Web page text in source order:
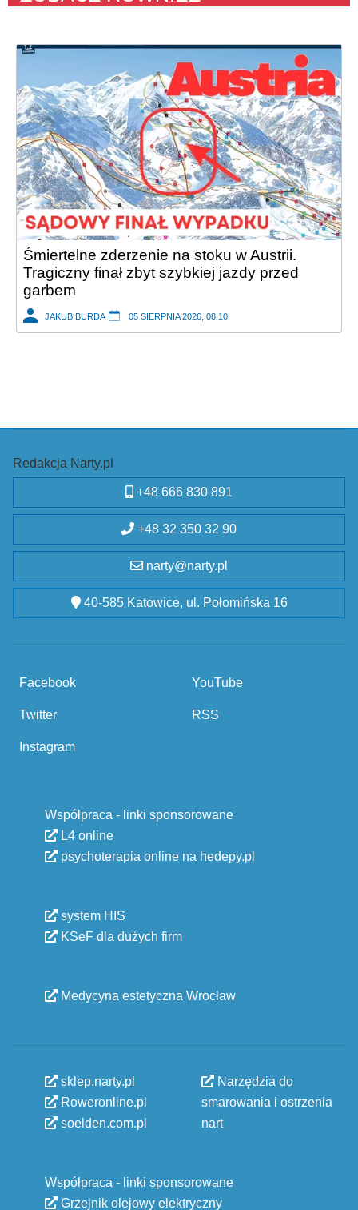
Śmiertelne zderzenie na stoku w Austrii.
Tragiczny finał zbyt szybkiej jazdy przed
garbem
JAKUB BURDA 05 SIERPNIA 2026, 08:10
Redakcja Narty.pl
+48 666 830 891
+48 32 350 32 90
narty@narty.pl
40-585 Katowice, ul. Połomińska 16
Facebook
Twitter
Instagram
YouTube
RSS
Współpraca - linki sponsorowane
L4 online
psychoterapia online na hedepy.pl
system HIS
KSeF dla dużych firm
Medycyna estetyczna Wrocław
sklep.narty.pl
Roweronline.pl
soelden.com.pl
Narzędzia do
smarowania i ostrzenia
nart
Współpraca - linki sponsorowane
Grzejnik olejowy elektryczny